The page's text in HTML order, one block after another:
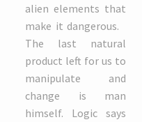
alien elements that
make it dangerous.
The last natural
product left for us to
manipulate and
change is man
himself. Logic says